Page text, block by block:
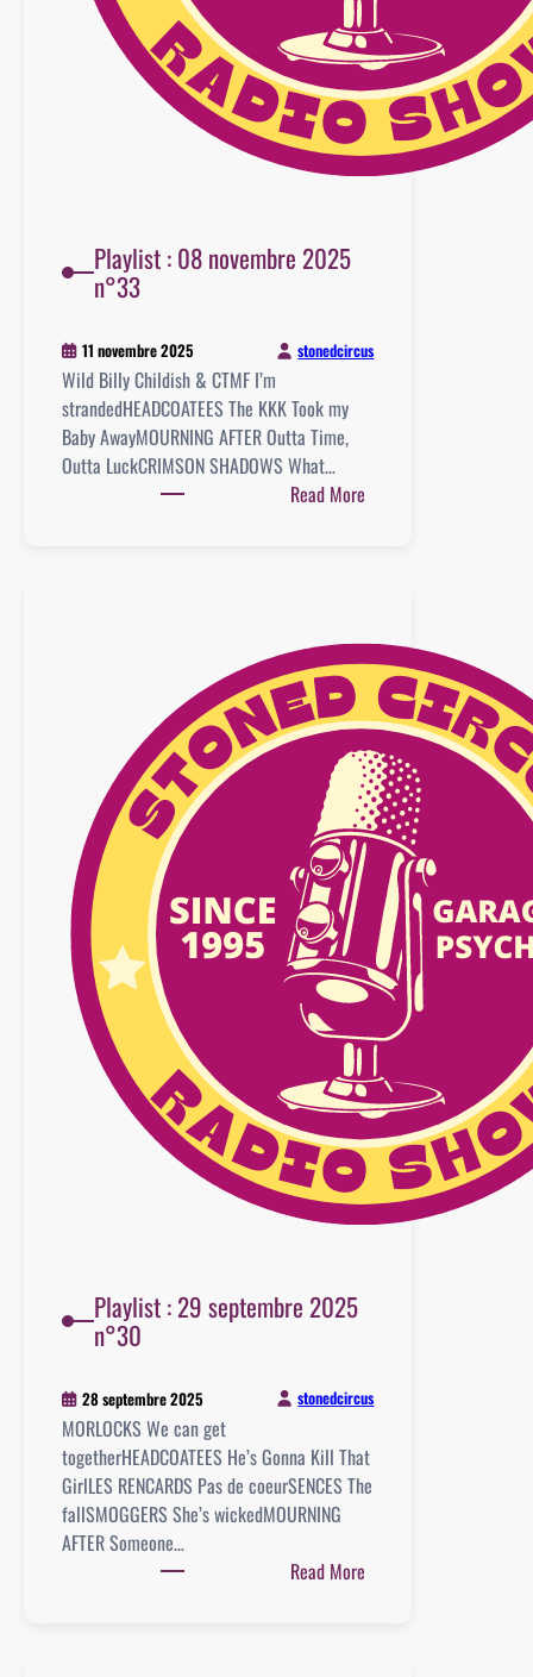
Playlist : 08 novembre 2025
n°33
11 novembre 2025 stonedcircus
Wild Billy Childish & CTMF I’m
strandedHEADCOATEES The KKK Took my
Baby AwayMOURNING AFTER Outta Time,
Outta LuckCRIMSON SHADOWS What…
Read More
2025
n°33
Playlist : 29 septembre 2025
n°30
28 septembre 2025 stonedcircus
MORLOCKS We can get
togetherHEADCOATEES He’s Gonna Kill That
GirlLES RENCARDS Pas de coeurSENCES The
fallSMOGGERS She’s wickedMOURNING
AFTER Someone…
Read More